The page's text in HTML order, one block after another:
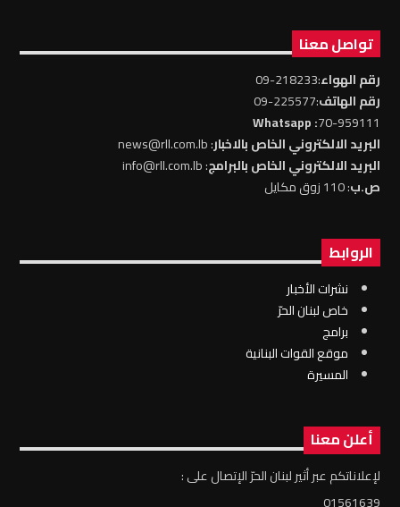
تواصل معنا
رقم الهواء:218233-09
رقم الهاتف:225577-09
70-959111
: Whatsapp
البريد الالكتروني الخاص بالاخبار: news@rll.com.lb
البريد الالكتروني الخاص بالبرامج: info@rll.com.lb
ص.ب: 110 زوق مكايل
الروابط
نشرات الأخبار
خاص لبنان الحرّ
برامج
موقع القوات البنانية
المسيرة
أعلن معنا
لإعلاناتكم عبر أثير لبنان الحرّ الإتصال على :